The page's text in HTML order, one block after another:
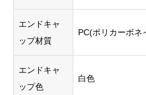
エンドキャ
ップ材質
PC(ポリカーボネ
エンドキャ
ップ色
白色